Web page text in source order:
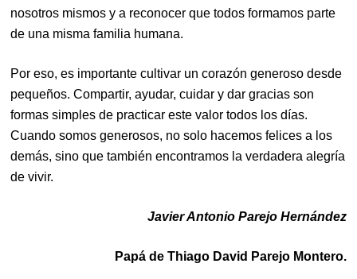
nosotros mismos y a reconocer que todos formamos parte
de una misma familia humana.
Por eso, es importante cultivar un corazón generoso desde
pequeños. Compartir, ayudar, cuidar y dar gracias son
formas simples de practicar este valor todos los días.
Cuando somos generosos, no solo hacemos felices a los
demás, sino que también encontramos la verdadera alegría
de vivir.
Javier Antonio Parejo Hernández
Papá de Thiago David Parejo Montero.